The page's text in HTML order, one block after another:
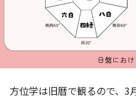
方位学は旧暦で観るので、